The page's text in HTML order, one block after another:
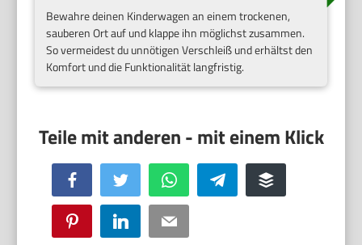
Bewahre deinen Kinderwagen an einem trockenen,
sauberen Ort auf und klappe ihn möglichst zusammen.
So vermeidest du unnötigen Verschleiß und erhältst den
Komfort und die Funktionalität langfristig.
Facebook Twitter WhatsApp Telegram Buffer
Pinterest LinkedIn Email